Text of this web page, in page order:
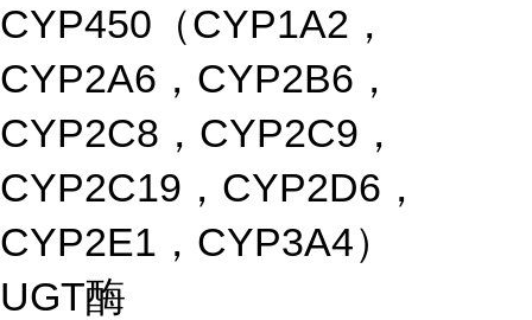
CYP450（CYP1A2，
CYP2A6，CYP2B6，
CYP2C8，CYP2C9，
CYP2C19，CYP2D6，
CYP2E1，CYP3A4）
UGT酶